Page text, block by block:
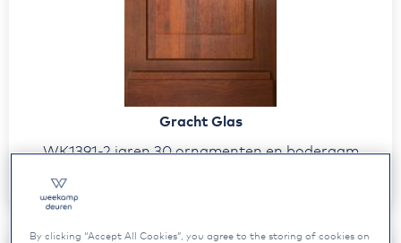
Gracht Glas
WK1391-2 jaren 30 ornamenten en boderaam
By clicking “Accept All Cookies”, you agree to the storing of cookies on